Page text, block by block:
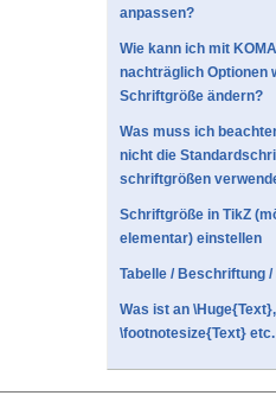
anpassen?
Wie kann ich mit
nachträglich Optionen
Schriftgröße ändern?
Was muss ich
nicht die
schriftgrößen
Schriftgröße in TikZ
elementar) einstellen
Tabelle / Beschriftung
Was ist an
\footnotesize{Text}